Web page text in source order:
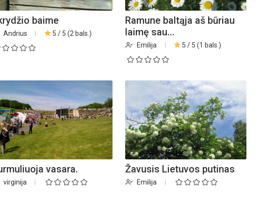
baime
5 / 5 (2 bals.)
Ramune baltąja aš būriau
laimę sau...
Emilija 5 / 5 (1 bals.)
vasara. Žavusis Lietuvos putinas
Emilija